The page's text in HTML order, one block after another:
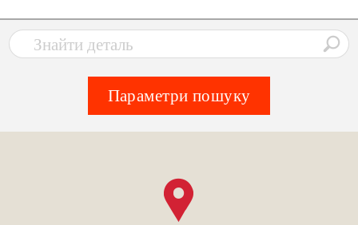
Параметри пошуку